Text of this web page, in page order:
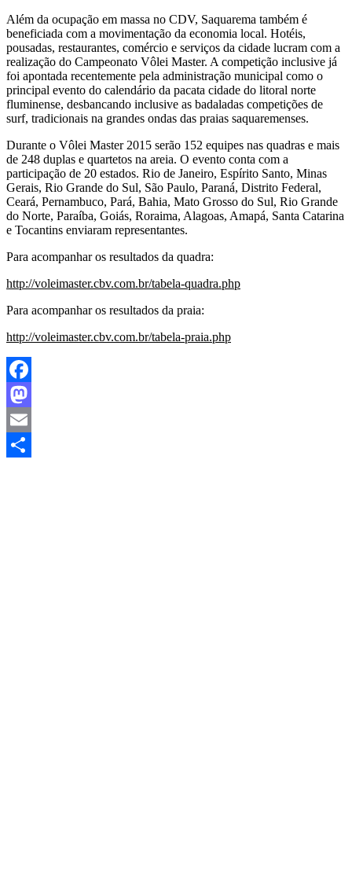
Além da ocupação em massa no CDV, Saquarema também é
beneficiada com a movimentação da economia local. Hotéis,
pousadas, restaurantes, comércio e serviços da cidade lucram com a
realização do Campeonato Vôlei Master. A competição inclusive já
foi apontada recentemente pela administração municipal como o
principal evento do calendário da pacata cidade do litoral norte
fluminense, desbancando inclusive as badaladas competições de
surf, tradicionais na grandes ondas das praias saquaremenses.
Durante o Vôlei Master 2015 serão 152 equipes nas quadras e mais
de 248 duplas e quartetos na areia. O evento conta com a
participação de 20 estados. Rio de Janeiro, Espírito Santo, Minas
Gerais, Rio Grande do Sul, São Paulo, Paraná, Distrito Federal,
Ceará, Pernambuco, Pará, Bahia, Mato Grosso do Sul, Rio Grande
do Norte, Paraíba, Goiás, Roraima, Alagoas, Amapá, Santa Catarina
e Tocantins enviaram representantes.
Para acompanhar os resultados da quadra:
http://voleimaster.cbv.com.br/tabela-quadra.php
Para acompanhar os resultados da praia:
http://voleimaster.cbv.com.br/tabela-praia.php
Facebook
Mastodon
Email